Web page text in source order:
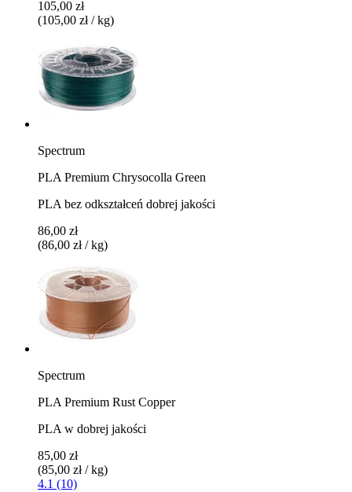
105,00 zł
(105,00 zł / kg)
Spectrum
PLA Premium Chrysocolla Green
PLA bez odkształceń dobrej jakości
86,00 zł
(86,00 zł / kg)
Spectrum
PLA Premium Rust Copper
PLA w dobrej jakości
85,00 zł
(85,00 zł / kg)
4.1 (10)